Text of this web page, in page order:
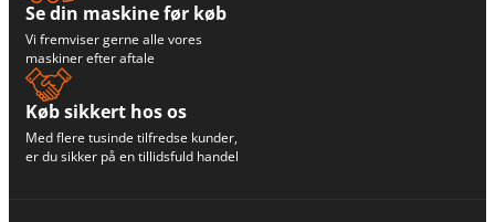
Se din maskine før køb
Vi fremviser gerne alle vores
maskiner efter aftale
Køb sikkert hos os
Med flere tusinde tilfredse kunder,
er du sikker på en tillidsfuld handel